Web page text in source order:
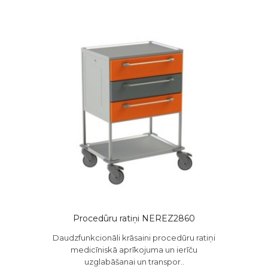
Procedūru ratiņi NEREZ2860
Daudzfunkcionāli krāsaini procedūru ratiņi
medicīniskā aprīkojuma un ierīču
uzglabāšanai un transpor..